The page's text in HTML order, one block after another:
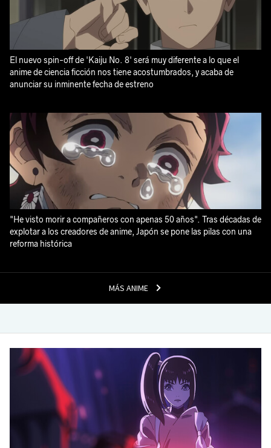
MÁS ANIME
El nuevo spin-off de 'Kaiju No. 8' será muy diferente a lo que el
anime de ciencia ficción nos tiene acostumbrados, y acaba de
anunciar su inminente fecha de estreno
"He visto morir a compañeros con apenas 50 años". Tras décadas de
explotar a los creadores de anime, Japón se pone las pilas con una
reforma histórica